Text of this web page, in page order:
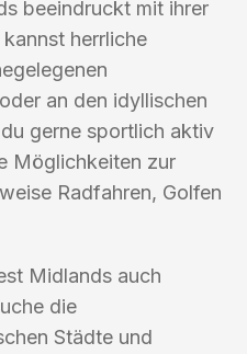
beeindruckt mit ihrer
herrliche
an den idyllischen
gerne sportlich aktiv
Möglichkeiten zur
Radfahren, Golfen
Midlands auch
die
Städte und